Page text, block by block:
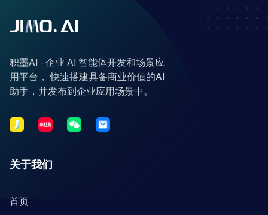
积墨AI - 企业 AI 智能体开发和场景应
用平台， 快速搭建具备商业价值的AI
助手，并发布到企业应用场景中。
关于我们
首页